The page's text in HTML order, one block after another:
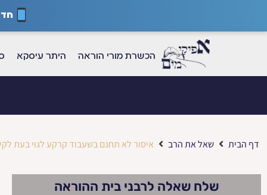
הכשרת מורי הוראה היתר עיסקא
דף הבית שאל את הרב איסור לא תחנם בשעבוד קרקע לגוי בעת
שלח שאלה לרבני בית ההוראה